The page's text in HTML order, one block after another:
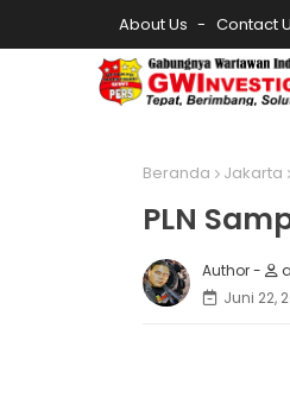
About Us Contact
Beranda Jakarta
PLN
Juni 22,